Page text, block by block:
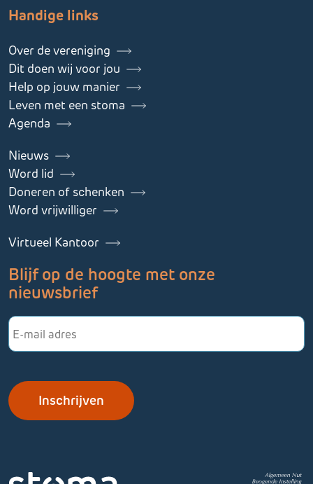
Handige links
Over de vereniging
Dit doen wij voor jou
Help op jouw manier
Leven met een stoma
Agenda
Nieuws
Word lid
Doneren of schenken
Word vrijwilliger
Virtueel Kantoor
Blijf op de hoogte met onze
nieuwsbrief
E-
mailadres